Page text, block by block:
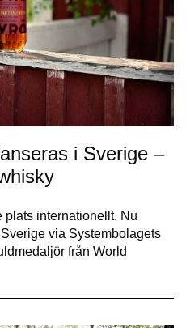
i Sverige –
plats internationellt. Nu
via Systembolagets
från World